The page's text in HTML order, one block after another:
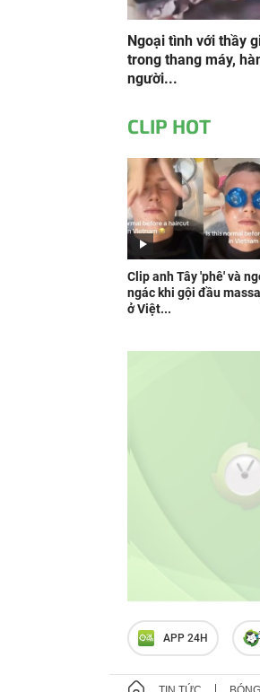
Ngoại tình với thầy
trong thang máy,
người...
CLIP HOT
Clip anh Tây 'phê' và
ngác khi gội đầu
ở Việt...
APP 24H